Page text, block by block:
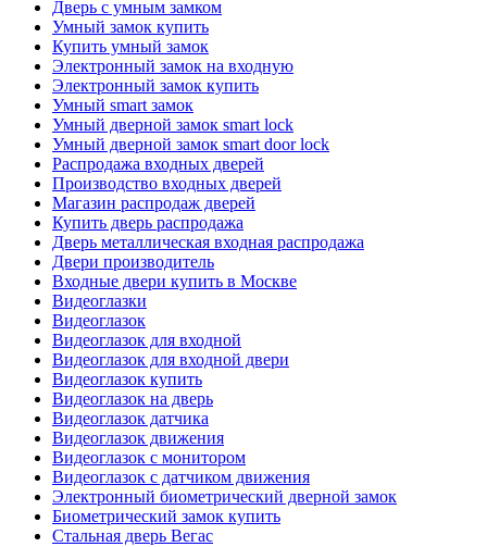
Дверь с умным замком
Умный замок купить
Купить умный замок
Электронный замок на входную
Электронный замок купить
Умный smart замок
Умный дверной замок smart lock
Умный дверной замок smart door lock
Распродажа входных дверей
Производство входных дверей
Магазин распродаж дверей
Купить дверь распродажа
Дверь металлическая входная распродажа
Двери производитель
Входные двери купить в Москве
Видеоглазки
Видеоглазок
Видеоглазок для входной
Видеоглазок для входной двери
Видеоглазок купить
Видеоглазок на дверь
Видеоглазок датчика
Видеоглазок движения
Видеоглазок с монитором
Видеоглазок с датчиком движения
Электронный биометрический дверной замок
Биометрический замок купить
Стальная дверь Вегас